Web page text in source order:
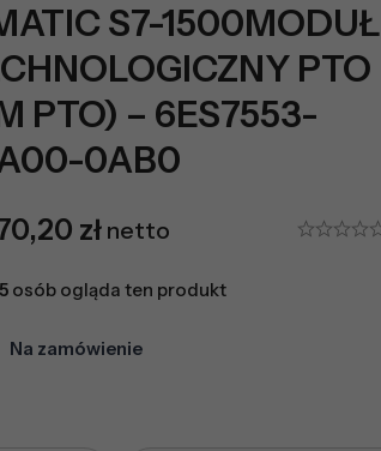
S7-1500MODUŁ
PTO
PTO) – 6ES7553-
0AB0
zł netto
osób ogląda ten produkt
Na zamówienie